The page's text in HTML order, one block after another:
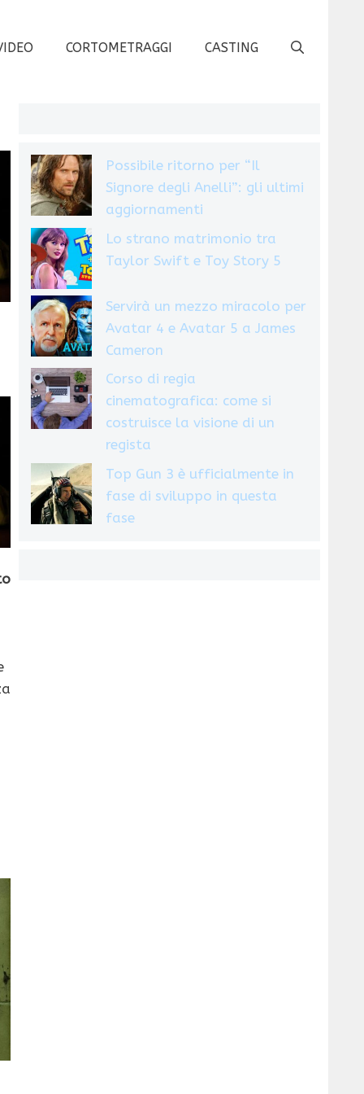
CORTOMETRAGGI CASTING
Possibile ritorno per “Il
Signore degli Anelli”: gli ultimi
aggiornamenti
Lo strano matrimonio tra
Taylor Swift e Toy Story 5
Servirà un mezzo miracolo per
Avatar 4 e Avatar 5 a James
Cameron
Corso di regia
cinematografica: come si
costruisce la visione di un
regista
Top Gun 3 è ufficialmente in
fase di sviluppo in questa
fase